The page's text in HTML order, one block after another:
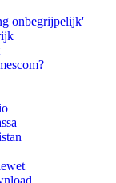
onbegrijpelijk'